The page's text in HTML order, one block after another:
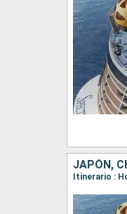
JAPÓN,
Itinerario :